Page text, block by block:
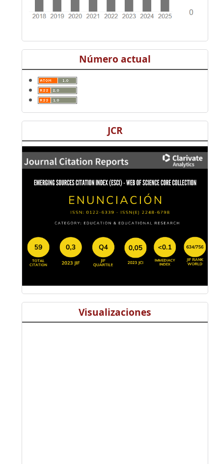
Número actual
JCR
Visualizaciones